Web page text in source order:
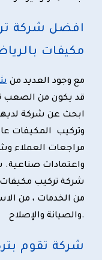
افضل شركة
مكيفات
مع وجود العديد من
قد يكون من الصعب
ابحث عن شركة
وتركيب المكيفات
مراجعات العملاء
واعتمادات
شركة تركيب
من الخدمات ، من
والصيانة والإصلاح.
شركة تقوم